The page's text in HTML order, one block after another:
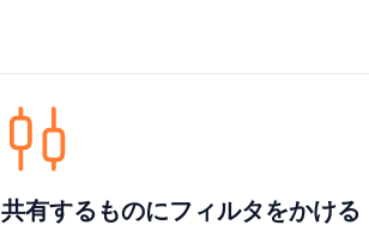
共有するものにフィルタをかける